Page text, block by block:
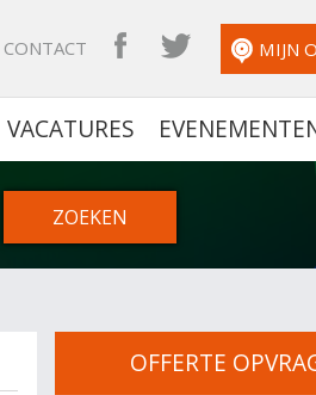
CONTACT OPENMKBOPENMKB
MIJN
VACATURES
OFFERTE